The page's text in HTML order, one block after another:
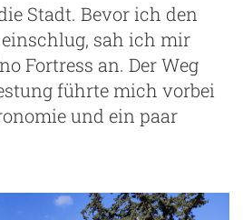
Stadt. Bevor ich den
sah ich mir
Fortress an. Der Weg
führte mich vorbei
und ein paar